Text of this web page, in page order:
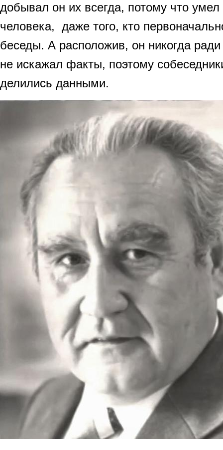
добывал он их всегда, потому что умел
человека, даже того, кто
беседы. А расположив, он никогда ради
не искажал факты, поэтому
делились данными.